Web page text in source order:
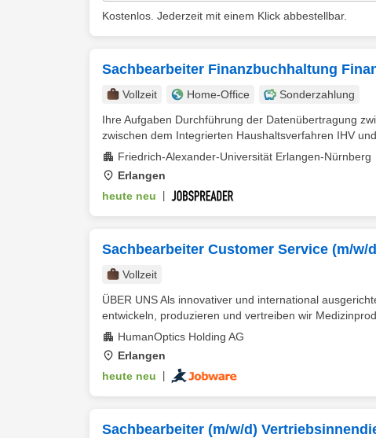
Kostenlos. Jederzeit mit einem Klick abbestellbar.
Sachbearbeiter Finanzbuchhaltung
Vollzeit Home-Office
Sonderzahlung
Ihre Aufgaben Durchführung der Datenübertragung
zwischen dem Integrierten Haushaltsverfahren IHV
Friedrich-Alexander-Universität Erlangen-Nürnberg
Erlangen
heute neu
Sachbearbeiter Customer Service (m/w/
Vollzeit
ÜBER UNS Als innovativer und international
entwickeln, produzieren und vertreiben wir
HumanOptics Holding AG
Erlangen
heute neu
Sachbearbeiter (m/w/d)